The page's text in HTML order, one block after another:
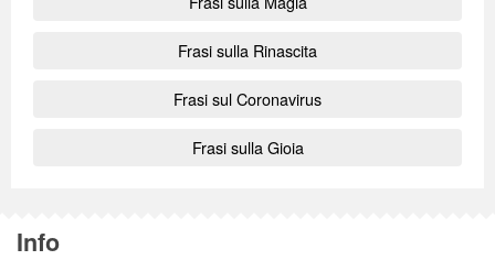
Frasi sulla Rinascita
Frasi sul Coronavirus
Frasi sulla Gioia
Info